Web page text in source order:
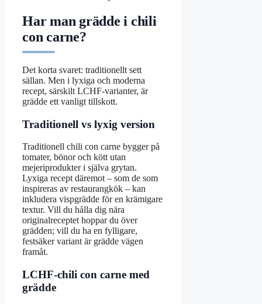
Har man grädde i chili
con carne?
Det korta svaret: traditionellt sett
sällan. Men i lyxiga och moderna
recept, särskilt LCHF-varianter, är
grädde ett vanligt tillskott.
Traditionell vs lyxig version
Traditionell chili con carne bygger på
tomater, bönor och kött utan
mejeriprodukter i själva grytan.
Lyxiga recept däremot – som de som
inspireras av restaurangkök – kan
inkludera vispgrädde för en krämigare
textur. Vill du hålla dig nära
originalreceptet hoppar du över
grädden; vill du ha en fylligare,
festsäker variant är grädde vägen
framåt.
LCHF-chili con carne med
grädde